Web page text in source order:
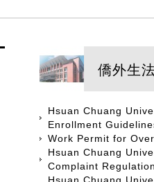
僑外生
Hsuan Chuang
Enrollment
Work Permit for
Hsuan Chuang
Complaint